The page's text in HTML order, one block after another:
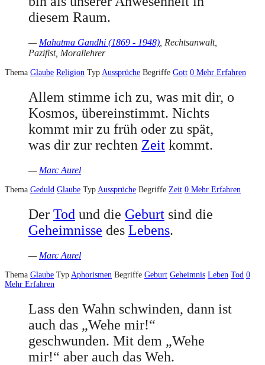
diesem Raum.
— Mahatma Gandhi (1869 - 1948) , Rechtsanwalt,
Pazifist, Morallehrer
Thema Glaube Religion Typ Aussprüche Begriffe Gott 0 Mehr Erfahren
Allem stimme ich zu, was mit dir, o
Kosmos, übereinstimmt. Nichts
kommt mir zu früh oder zu spät,
was dir zur rechten Zeit kommt.
— Marc Aurel
Thema Geduld Glaube Typ Aussprüche Begriffe Zeit 0 Mehr Erfahren
Der Tod und die Geburt sind die
Geheimnisse des Lebens.
— Marc Aurel
Thema Glaube Typ Aphorismen Begriffe Geburt Geheimnis Leben Tod 0
Mehr Erfahren
Lass den Wahn schwinden, dann ist
auch das „Wehe mir!“
geschwunden. Mit dem „Wehe
mir!“ aber auch das Weh.